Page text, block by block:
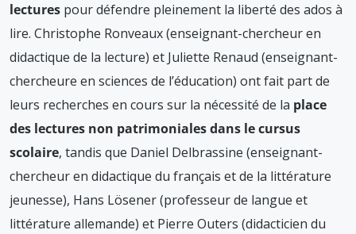
lectures pour défendre pleinement la liberté des ados à
lire. Christophe Ronveaux (enseignant-chercheur en
didactique de la lecture) et Juliette Renaud (enseignant-
chercheure en sciences de l’éducation) ont fait part de
leurs recherches en cours sur la nécessité de la place
des lectures non patrimoniales dans le cursus
scolaire, tandis que Daniel Delbrassine (enseignant-
chercheur en didactique du français et de la littérature
jeunesse), Hans Lösener (professeur de langue et
littérature allemande) et Pierre Outers (didacticien du